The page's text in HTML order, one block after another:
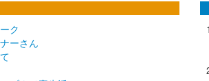
ク
ーさん